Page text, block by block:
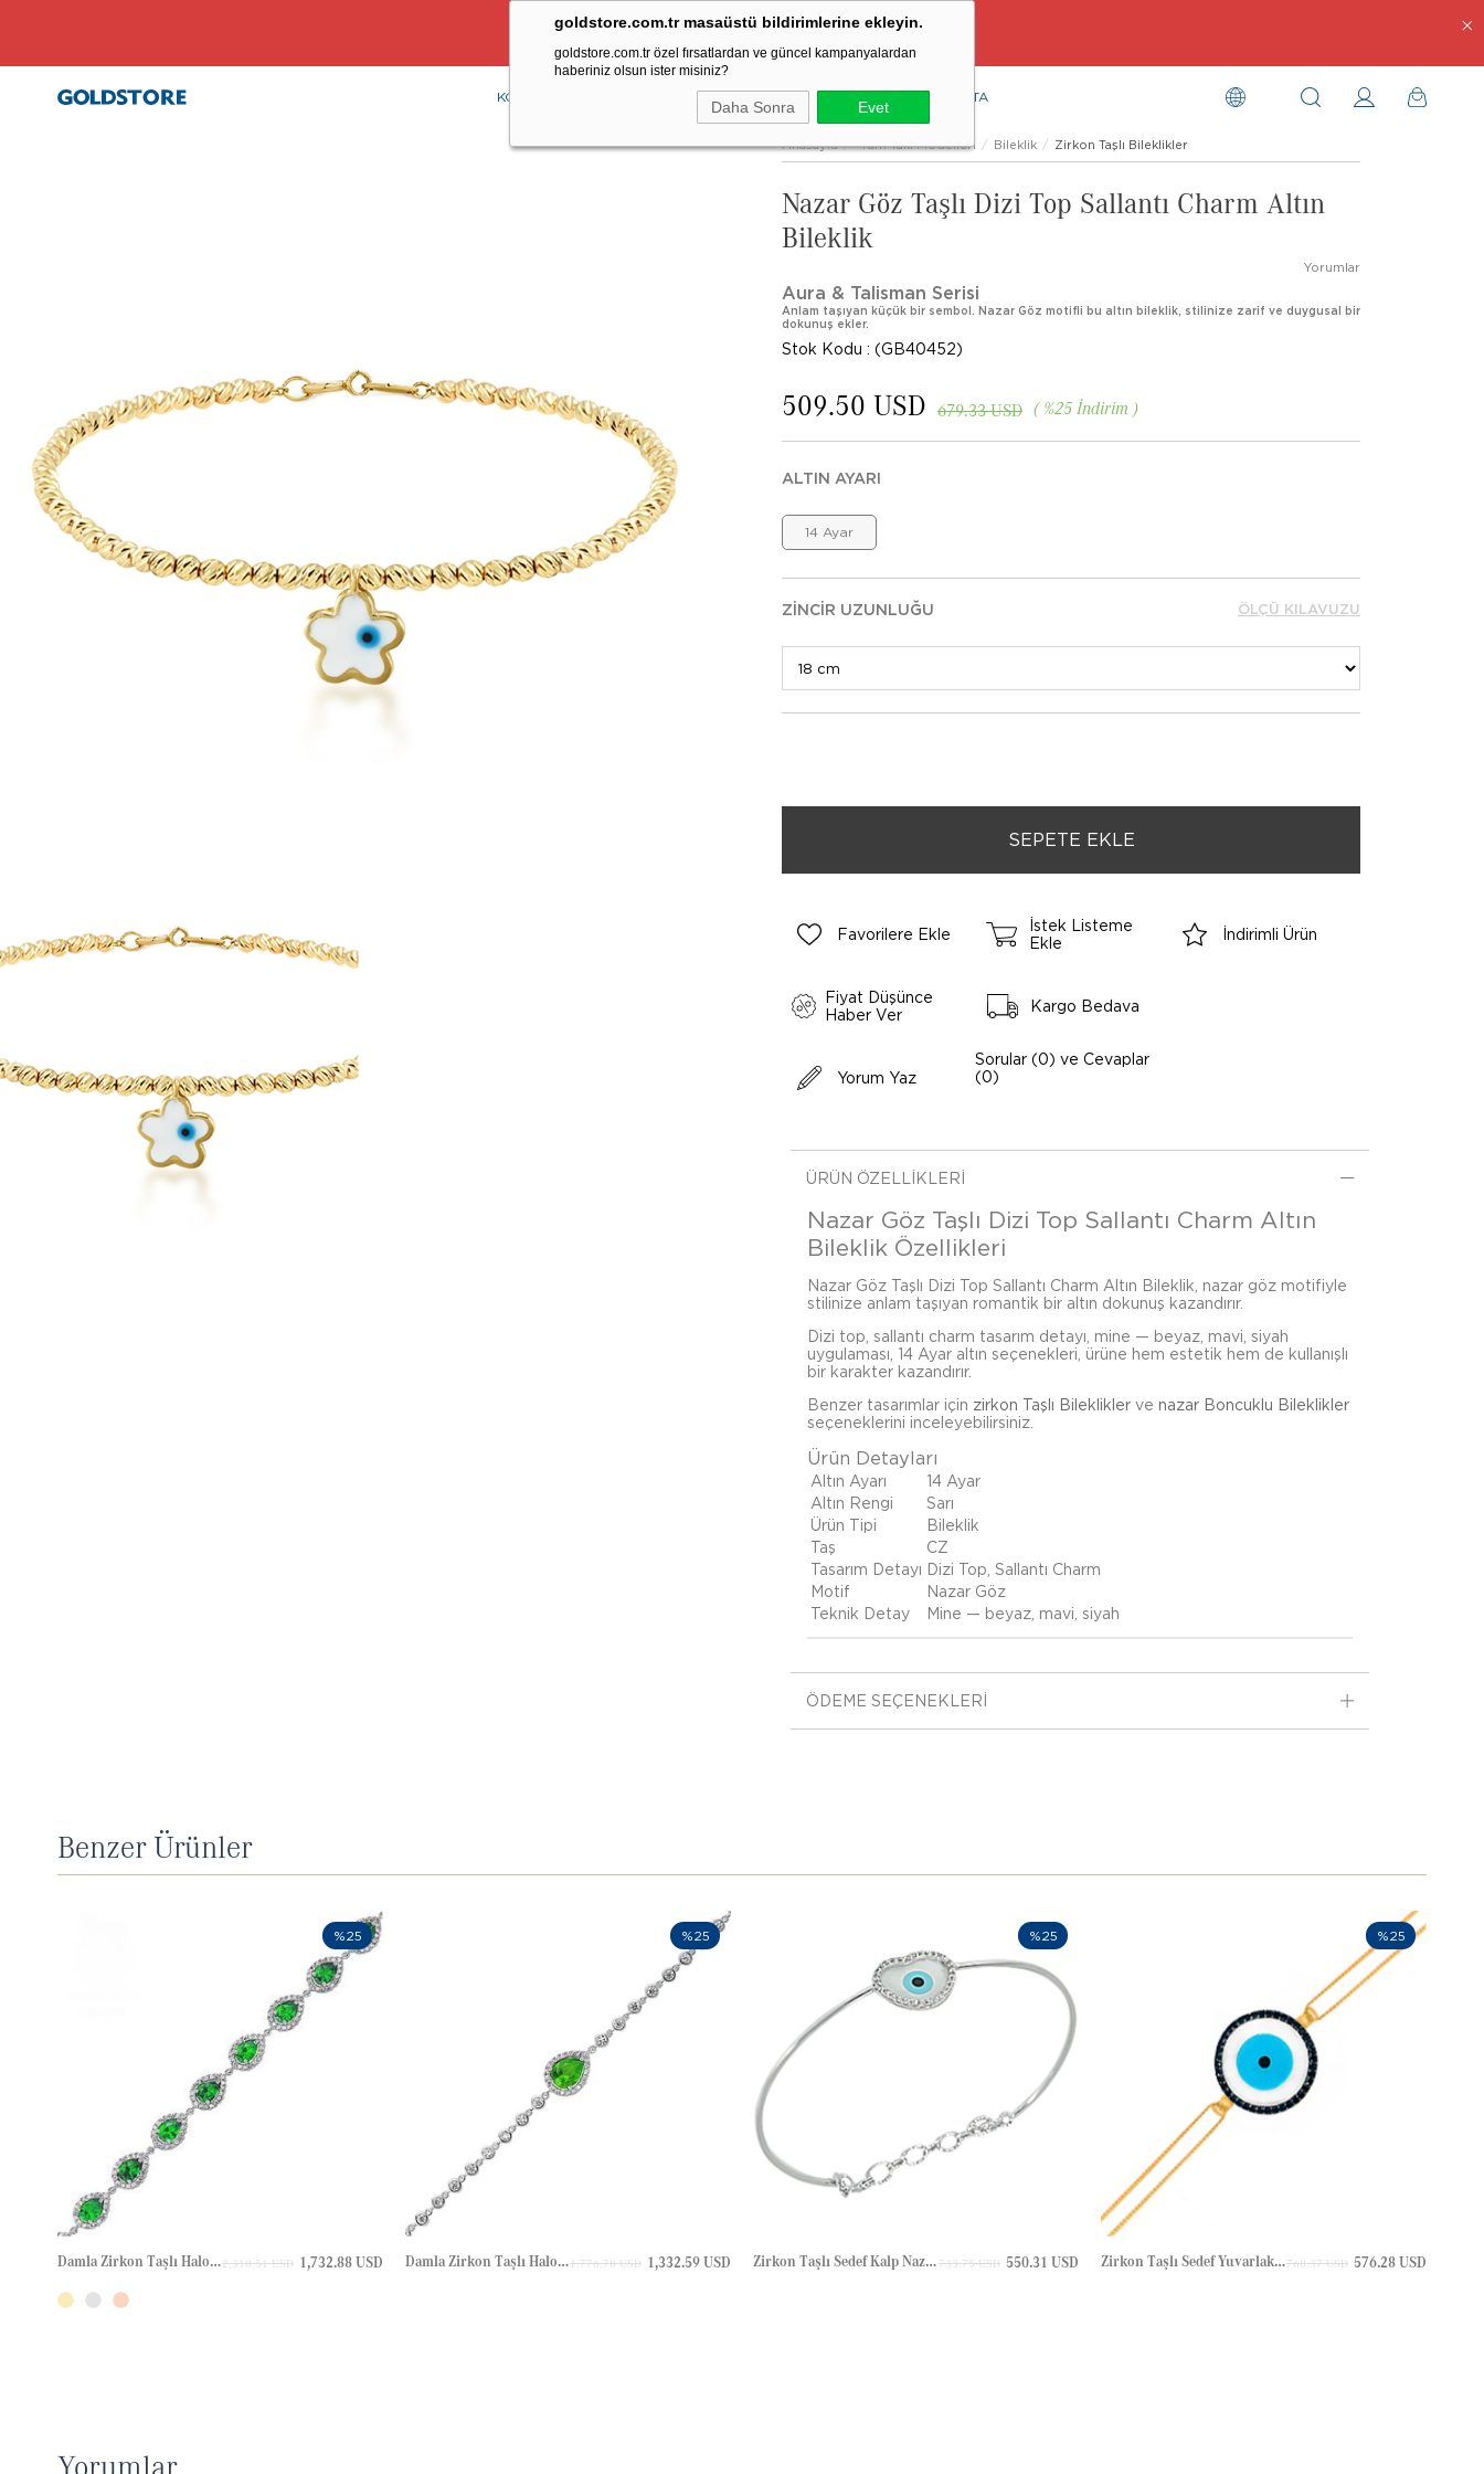
goldstore.com.tr masaüstü bildirimlerine ekleyin.
goldstore.com.tr özel fırsatlardan ve güncel kampanyalardan
haberiniz olsun ister misiniz?
Daha Sonra Evet
Ücretsiz Aynı Gün Kargo Fırsatı
KOLYE BİLEKLİK RENKLİ TAŞLAR PIRLANTA
Anasayfa Tüm Takı Modelleri Bileklik Zirkon Taşlı Bileklikler
Nazar Göz Taşlı Dizi Top Sallantı Charm Altın
Bileklik
Yorumlar
Aura & Talisman Serisi
Anlam taşıyan küçük bir sembol. Nazar Göz motifli bu altın bileklik, stilinize zarif ve duygusal bir
dokunuş ekler.
Stok Kodu (GB40452)
%25 İndirim
679.33 USD
509.50 USD
ALTIN AYARI
14 Ayar
ZINCIR UZUNLUĞU ÖLÇÜ KILAVUZU
Favorilere Ekle
İstek Listeme
Ekle
İndirimli Ürün
Fiyat Düşünce
Haber Ver
Kargo Bedava
Yorum Yaz
Sorular (0) ve Cevaplar
(0)
ÜRÜN ÖZELLIKLERI
Nazar Göz Taşlı Dizi Top Sallantı Charm Altın
Bileklik Özellikleri
Nazar Göz Taşlı Dizi Top Sallantı Charm Altın Bileklik, nazar göz motifiyle
stilinize anlam taşıyan romantik bir altın dokunuş kazandırır.
Dizi top, sallantı charm tasarım detayı, mine — beyaz, mavi, siyah
uygulaması, 14 Ayar altın seçenekleri, ürüne hem estetik hem de kullanışlı
bir karakter kazandırır.
Benzer tasarımlar için zirkon Taşlı Bileklikler ve nazar Boncuklu Bileklikler
seçeneklerini inceleyebilirsiniz.
Ürün Detayları
Altın Ayarı
14 Ayar
Altın Rengi
Sarı
Ürün Tipi
Bileklik
Taş
CZ
Tasarım Detayı Dizi Top, Sallantı Charm
Motif
Nazar Göz
Teknik Detay
Mine — beyaz, mavi, siyah
ÖDEME SEÇENEKLERI
Benzer Ürünler
Damla Zirkon Taşlı Halo Tenis Altın Bileklik 1,732.88 USD
2,310.51 USD
%25
Damla Zirkon Taşlı Halo Su Yolu Altın Bileklik 1,332.59 USD
1,776.78 USD
%25
Zirkon Taşlı Sedef Kalp Nazar Göz Halo Altın Bilezik 550.31 USD
733.75 USD
%25
Zirkon Taşlı Sedef Yuvarlakn Nazar Göz Halo Altın Bileklik 576.28 USD
768.37 USD
%25
Yorumlar